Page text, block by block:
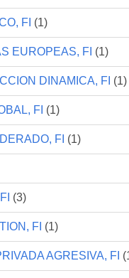
FI (1)
EUROPEAS, FI (1)
DINAMICA, FI (1)
FI (1)
FI (1)
(3)
FI (1)
AGRESIVA, FI